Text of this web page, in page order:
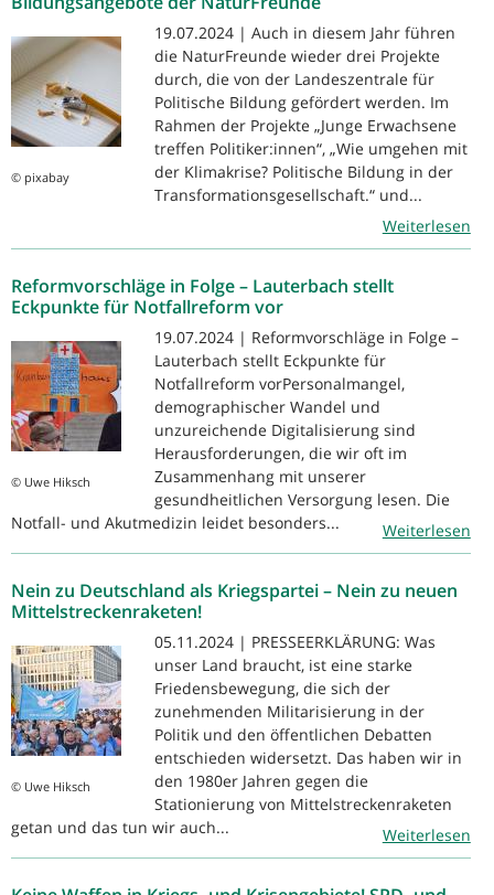
© pixabay
19.07.2024 | Auch in diesem Jahr führen
die NaturFreunde wieder drei Projekte
durch, die von der Landeszentrale für
Politische Bildung gefördert werden. Im
Rahmen der Projekte „Junge Erwachsene
treffen Politiker:innen“, „Wie umgehen mit
der Klimakrise? Politische Bildung in der
Transformationsgesellschaft.“ und...
Weiterlesen
Reformvorschläge in Folge – Lauterbach stellt
Eckpunkte für Notfallreform vor
© Uwe Hiksch
19.07.2024 | Reformvorschläge in Folge –
Lauterbach stellt Eckpunkte für
Notfallreform vorPersonalmangel,
demographischer Wandel und
unzureichende Digitalisierung sind
Herausforderungen, die wir oft im
Zusammenhang mit unserer
gesundheitlichen Versorgung lesen. Die
Notfall- und Akutmedizin leidet besonders...
Weiterlesen
Nein zu Deutschland als Kriegspartei – Nein zu neuen
Mittelstreckenraketen!
© Uwe Hiksch
05.11.2024 | PRESSEERKLÄRUNG: Was
unser Land braucht, ist eine starke
Friedensbewegung, die sich der
zunehmenden Militarisierung in der
Politik und den öffentlichen Debatten
entschieden widersetzt. Das haben wir in
den 1980er Jahren gegen die
Stationierung von Mittelstreckenraketen
getan und das tun wir auch...
Weiterlesen